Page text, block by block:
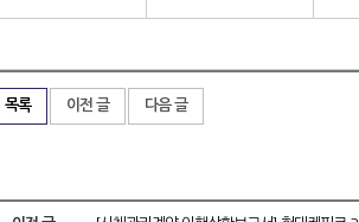
목록 이전 글 다음 글